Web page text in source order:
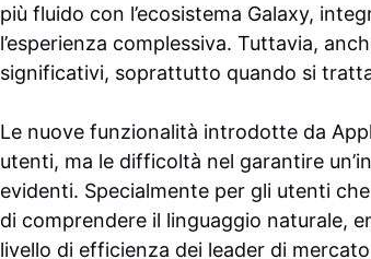
più fluido con l’ecosistema Galaxy,
l’esperienza complessiva. Tuttavia,
significativi, soprattutto quando si
Le nuove funzionalità introdotte da
utenti, ma le difficoltà nel garantire
evidenti. Specialmente per gli utenti
di comprendere il linguaggio naturale,
livello di efficienza dei leader di